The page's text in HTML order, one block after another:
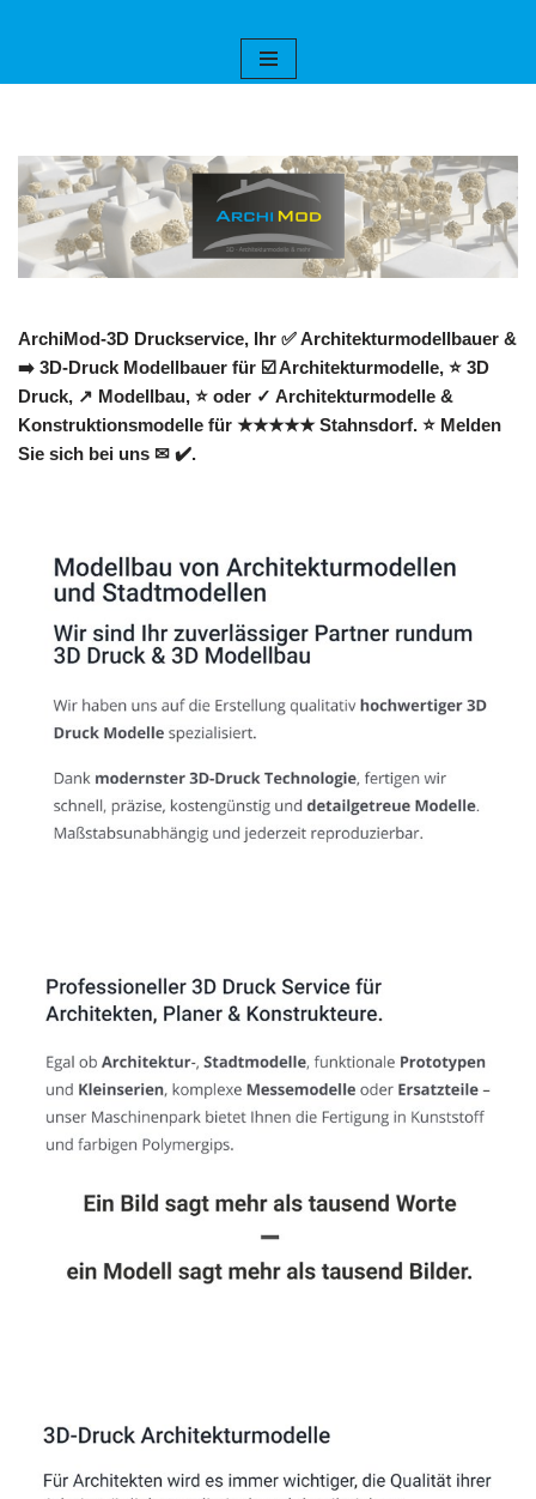
ArchiMod-3D Druckservice, Ihr ✅ Architekturmodellbauer &
➡️ 3D-Druck Modellbauer für ☑️ Architekturmodelle, ⭐ 3D
Druck, ↗️ Modellbau, ⭐ oder ✓ Architekturmodelle &
Konstruktionsmodelle für ★★★★★ Stahnsdorf. ⭐ Melden
Sie sich bei uns ✉ ✔️.